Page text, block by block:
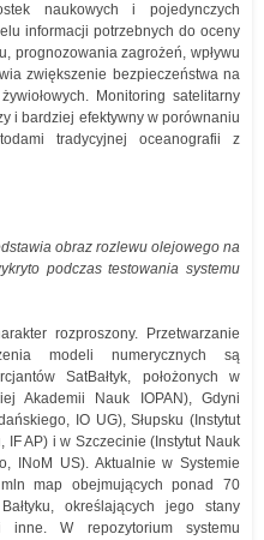
naukowych i pojedynczych
informacji potrzebnych do oceny
prognozowania zagrożeń, wpływu
zwiększenie bezpieczeństwa na
Monitoring satelitarny
i bardziej efektywny w porównaniu
tradycyjnej oceanografii z
obraz rozlewu olejowego na
podczas testowania systemu
rozproszony. Przetwarzanie
modeli numerycznych są
SatBałtyk, położonych w
Akademii Nauk IOPAN), Gdyni
IO UG), Słupsku (Instytut
IF AP) i w Szczecinie (Instytut Nauk
INoM US). Aktualnie w Systemie
map obejmujących ponad 70
określających jego stany
inne. W repozytorium systemu